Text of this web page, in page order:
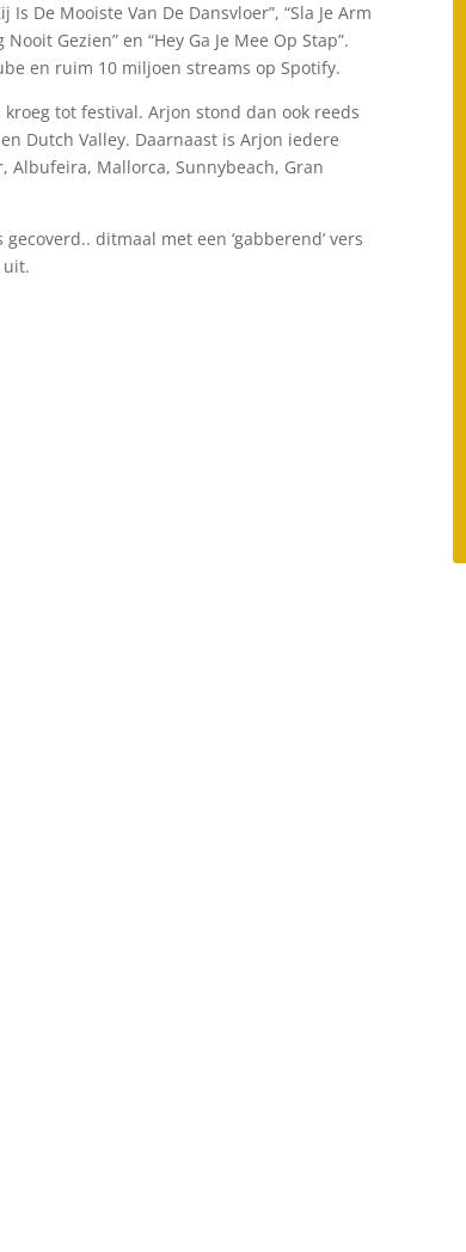
De Mooiste Van De Dansvloer”, “Sla Je Arm
Gezien” en “Hey Ga Je Mee Op Stap”.
en ruim 10 miljoen streams op Spotify.
tot festival. Arjon stond dan ook reeds
Dutch Valley. Daarnaast is Arjon iedere
Albufeira, Mallorca, Sunnybeach, Gran
ditmaal met een ‘gabberend’ vers
uit.